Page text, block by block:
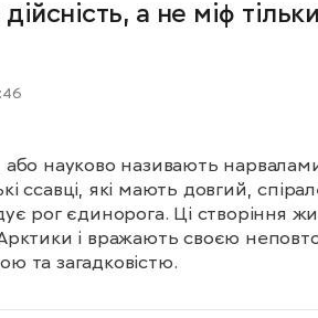
а не міф
науково називають
ссавці, які мають довгий,
рог єдинорога. Ці створіння
і вражають своєю
та загадковістю.